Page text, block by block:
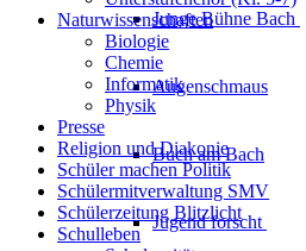
Junge Bühne Bach
Augenschmaus
Buch am Bach
Jugend forscht
Naturwissenschaften
Biologie
Chemie
Informatik
Physik
Presse
Religion und Diakonie
Schüler machen Politik
Schülermitverwaltung SMV
Schülerzeitung Blitzlicht
Schulleben